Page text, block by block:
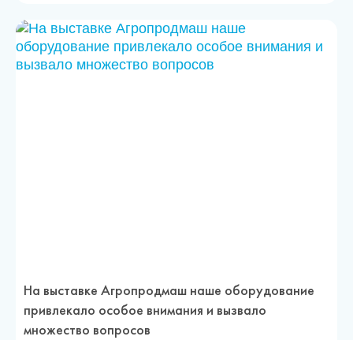
На выставке Агропродмаш наше оборудование
привлекало особое внимания и вызвало
множество вопросов